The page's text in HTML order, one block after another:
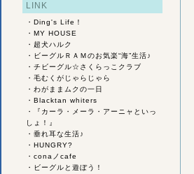
LINK
・ Ding's Life！
・ MY HOUSE
・ 超犬ハルク
・
ビーグルＲＡＭのお気楽“海”生活♪
・ チビーグル☆さくらっこクラブ
・ 毛むくがじゃらじゃら
・ わがままムクの一日
・ Blacktan whiters
・
『カーラ・メーラ・アーニャといっ
しょ！』
・ 垂れ耳な生活♪
・ HUNGRY?
・ conaノcafe
・
ビーグルと遊ぼう！